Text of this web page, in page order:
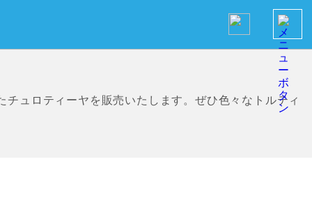
ュロティーヤを販売いたします。ぜひ色々なトルティ